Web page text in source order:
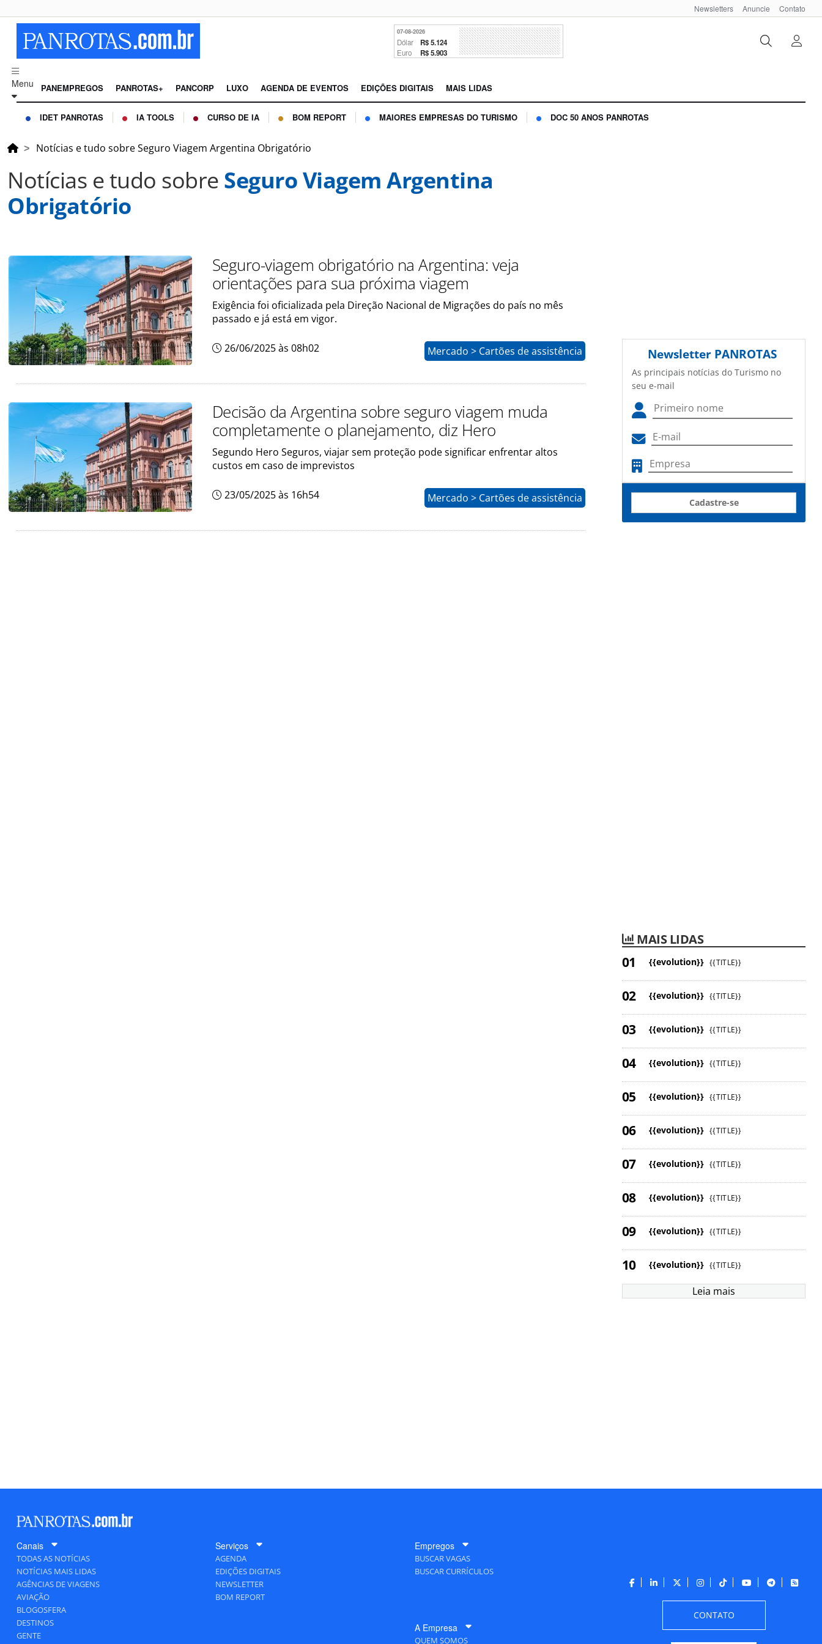
Newsletters Anuncie Contato
07-08-2026
Dólar R$ 5.124
Euro R$ 5.903
Menu PANEMPREGOS PANROTAS+ PANCORP LUXO AGENDA DE EVENTOS EDIÇÕES DIGITAIS MAIS LIDAS
IDET PANROTAS IA TOOLS CURSO DE IA BOM REPORT MAIORES EMPRESAS DO TURISMO DOC 50 ANOS PANROTAS
Notícias e tudo sobre Seguro Viagem Argentina Obrigatório
Notícias e tudo sobre Seguro Viagem Argentina
Obrigatório
Seguro-viagem obrigatório na Argentina: veja
orientações para sua próxima viagem
Exigência foi oficializada pela Direção Nacional de Migrações do país no mês
passado e já está em vigor.
26/06/2025 às 08h02 Mercado > Cartões de assistência
Decisão da Argentina sobre seguro viagem muda
completamente o planejamento, diz Hero
Segundo Hero Seguros, viajar sem proteção pode significar enfrentar altos
custos em caso de imprevistos
23/05/2025 às 16h54 Mercado > Cartões de assistência
Newsletter PANROTAS
As principais notícias do Turismo no
seu e-mail
Cadastre-se
MAIS LIDAS
{{evolution}} {{TITLE}}
{{evolution}} {{TITLE}}
{{evolution}} {{TITLE}}
{{evolution}} {{TITLE}}
{{evolution}} {{TITLE}}
{{evolution}} {{TITLE}}
{{evolution}} {{TITLE}}
{{evolution}} {{TITLE}}
{{evolution}} {{TITLE}}
{{evolution}} {{TITLE}}
Leia mais
Canais
TODAS AS NOTÍCIAS
NOTÍCIAS MAIS LIDAS
AGÊNCIAS DE VIAGENS
AVIAÇÃO
BLOGOSFERA
DESTINOS
GENTE
Serviços
AGENDA
EDIÇÕES DIGITAIS
NEWSLETTER
BOM REPORT
Empregos
BUSCAR VAGAS
BUSCAR CURRÍCULOS
A Empresa
QUEM SOMOS
CONTATO